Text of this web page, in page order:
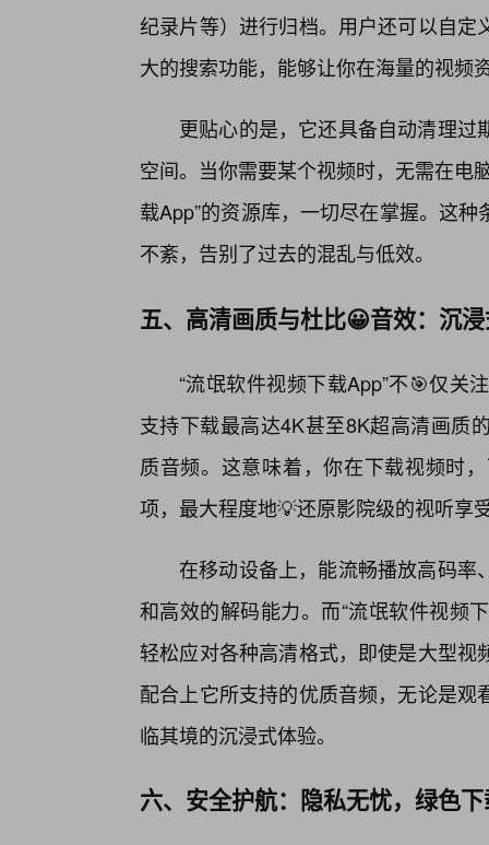
纪录片等）进行归档。用户还可以自
大的搜索功能，能够让你在海量的视频
更贴心的是，它还具备自动清理
空间。当你需要某个视频时，无需在电
载App”的资源库，一切尽在掌握。这
不紊，告别了过去的混乱与低效。
五、高清画质与杜比😀音效：沉
“流氓软件视频下载App”不🎯仅关
支持下载最高达4K甚至8K超高清画质
质音频。这意味着，你在下载视频时
项，最大程度地💡还原影院级的视听享
在移动设备上，能流畅播放高码率
和高效的解码能力。而“流氓软件视频
轻松应对各种高清格式，即使是大型
配合上它所支持的优质音频，无论是
临其境的沉浸式体验。
六、安全护航：隐私无忧，绿色